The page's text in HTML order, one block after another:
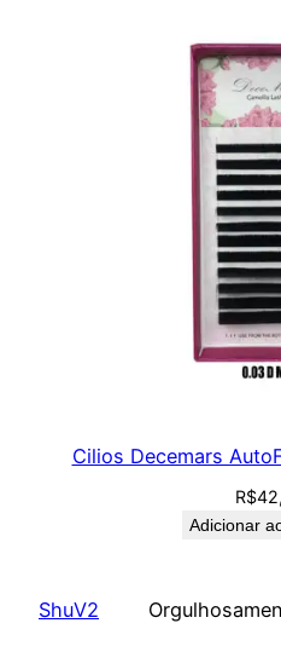
Cilios Decemars
R$
Adicionar
ShuV2